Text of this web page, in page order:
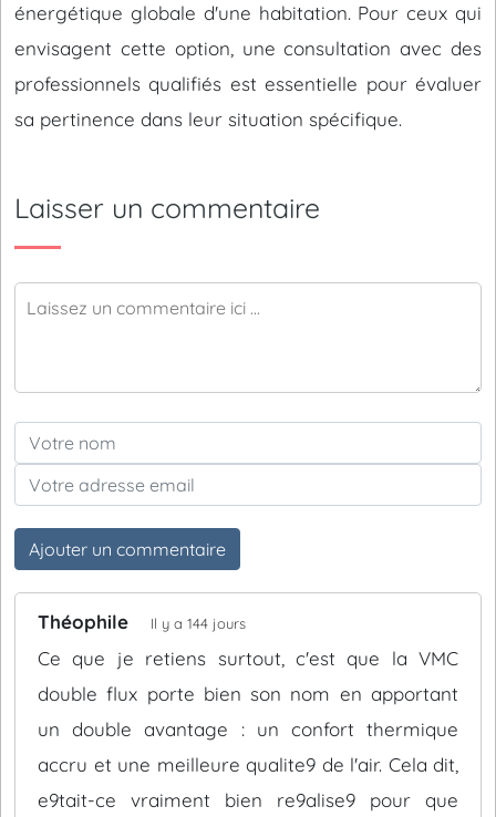
énergétique globale d'une habitation. Pour ceux qui
envisagent cette option, une consultation avec des
professionnels qualifiés est essentielle pour évaluer
sa pertinence dans leur situation spécifique.
Laisser un commentaire
Ajouter un commentaire
Théophile Il y a 144 jours
Ce que je retiens surtout, c'est que la VMC
double flux porte bien son nom en apportant
un double avantage : un confort thermique
accru et une meilleure qualite9 de l'air. Cela dit,
e9tait-ce vraiment bien re9alise9 pour que